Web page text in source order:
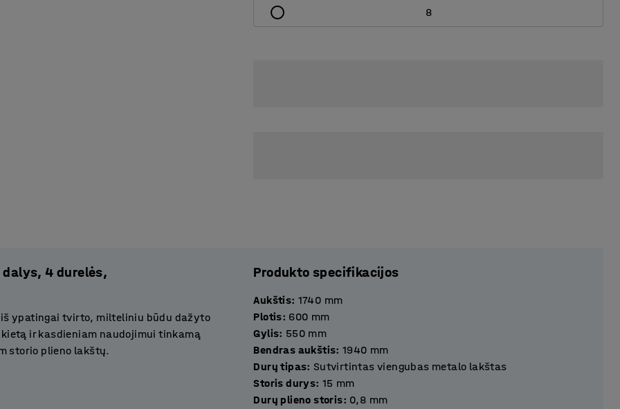
8
dalys, 4 durelės,
ypatingai tvirto, milteliniu būdu dažyto
ir kasdieniam naudojimui tinkamą
storio plieno lakštų.
Produkto specifikacijos
Aukštis: 1740 mm
Plotis: 600 mm
Gylis: 550 mm
Bendras aukštis: 1940 mm
Durų tipas: Sutvirtintas viengubas metalo lakštas
Storis durys: 15 mm
Durų plieno storis: 0,8 mm